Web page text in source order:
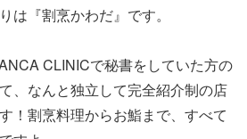
は『割烹かわだ』です。
CLINICで秘書をしていた方の
、なんと独立して完全紹介制の店
！割烹料理からお鮨まで、すべて